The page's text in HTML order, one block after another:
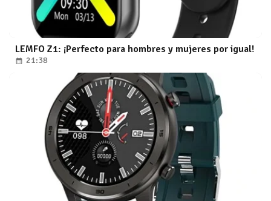
LEMFO Z1: ¡Perfecto para hombres y mujeres por igual!
21:38